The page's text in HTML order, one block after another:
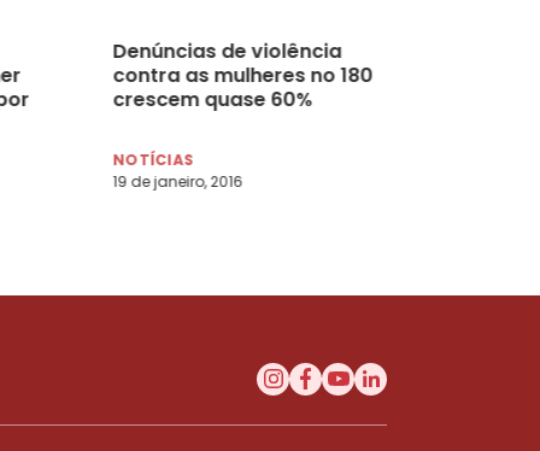
Denúncias de violência
contra as mulheres no 180
crescem quase 60%
NOTÍCIAS
19 de janeiro, 2016